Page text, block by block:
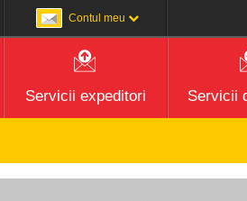
Contul meu
Servicii expeditori Servicii